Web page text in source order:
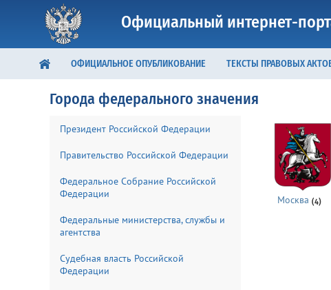
Официальный интернет-
ОФИЦИАЛЬНОЕ ОПУБЛИКОВАНИЕ ТЕКСТЫ ПРАВОВЫХ
Города федерального значения
Президент Российской Федерации
Правительство Российской Федерации
Федеральное Собрание Российской
Федерации
Федеральные министерства, службы и
агентства
Судебная власть Российской
Федерации
Москва (4)